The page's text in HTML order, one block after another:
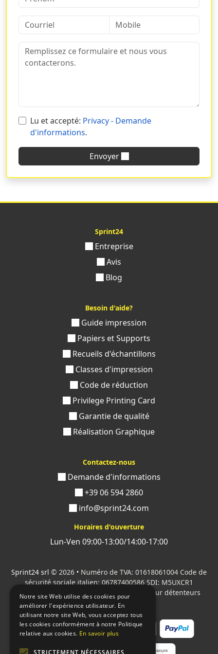
Dans quelques heures, vous recevrez une assistance de
notre équipe d'experts qui se fera un plaisir de vous
guider dans la réalisation de votre projet.
Lu et accepté: Privacy - Demande
d'informations.
Envoyer
Sprint24
Entreprise
Avis
Blog
Besoin d'aide?
Guide impression
Papiers et Supports
Recueils d'échantillons
Classes d'impression
Code de réduction
Privilege Printing Card
Garantie de qualité
Réalisation Graphique
Contactez-nous
Demande d'informations
+39 06 594 2860
info@sprint24.com
Horaires d'ouverture
Lun-Ven 09:00-13:00/14:00-17:00
Sprint24 srl © 2026 • Numéro de TVA: 01618061004 Code de
sécurité sociale italien: 06787400586 SDI: M5UXCR1
Tous les logos cités sont la propriété de leur détenteurs
respectifs.
Notre site Web utilise des cookies pour
améliorer l'expérience utilisateur. En
utilisant notre site Web, vous acceptez tous
les cookies conformément à notre Politique
relative aux cookies. En savoir plus
STRICTEMENT NÉCESSAIRES